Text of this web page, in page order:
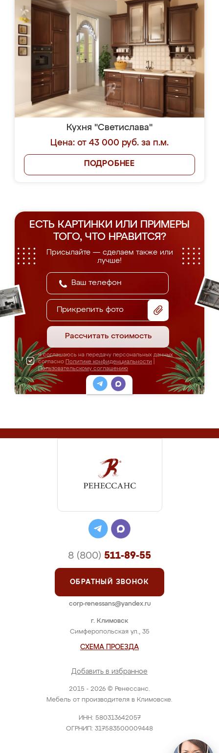
Кухня "Светислава"
Цена: от 43 000 руб. за п.м.
ПОДРОБНЕЕ
ЕСТЬ КАРТИНКИ ИЛИ ПРИМЕРЫ
ТОГО, ЧТО НРАВИТСЯ?
Присылайте — сделаем также или
лучше!
Прикрепить фото
Рассчитать стоимость
Я соглашаюсь на передачу персональных данных
согласно Политике конфиденциальности
Пользовательскому соглашению
2015 - 2026 © Ренессанс.
Мебель от производителя в Климовске.
ИНН: 580313642057
ОГРНИП: 317583500009448
г. Климовск
Симферопольская ул., 35
СХЕМА ПРОЕЗДА
Добавить в избранное
8 (800) 511-89-55
ОБРАТНЫЙ ЗВОНОК
corp-renessans@yandex.ru